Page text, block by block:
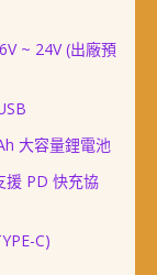
~ 24V (出廠預
大容量鋰電池
援 PD 快充協
C)